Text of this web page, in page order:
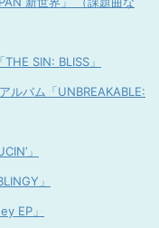
SIN: BLISS」
ルバム「UNBREAKABLE:
」
」
EP」